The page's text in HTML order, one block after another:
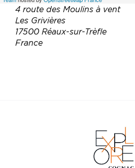
4 route des Moulins à vent
Les Grivières
17500 Réaux-sur-Trèfle
France